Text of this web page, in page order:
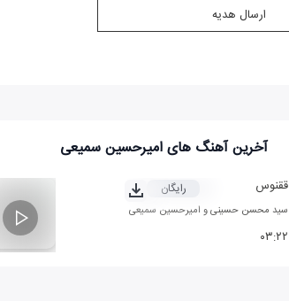
ارسال هدیه
آخرین آهنگ های امیرحسین سمیعی
ققنوس
سید محسن حسینیو امیرحسین سمیعی
۰۳:۲۲
رایگان